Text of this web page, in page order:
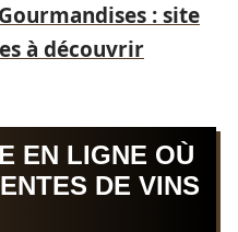
: site
à découvrir
EN LIGNE OÙ
DE VINS